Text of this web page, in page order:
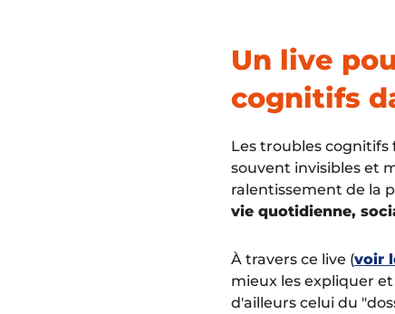
Un live
cognitifs
Les troubles
souvent invisibles et
ralentissement de la
vie quotidienne,
À travers ce live (voir
mieux les expliquer
d'ailleurs celui du